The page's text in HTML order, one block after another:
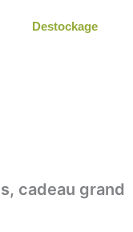
Destockage
cadeau grand